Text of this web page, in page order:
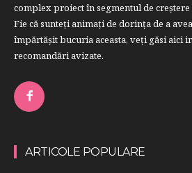
complex proiect în segmentul de
Fie că sunteţi animaţi de dorinţa de a
împărtăşit bucuria aceasta, veți găsi aici
recomandări avizate.
ARTICOLE POPULARE